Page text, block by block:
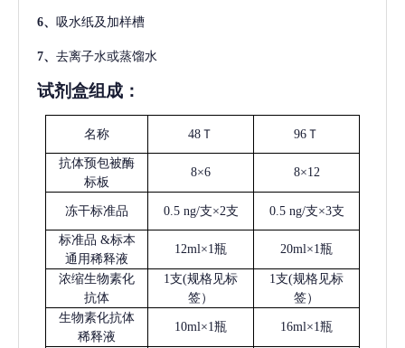
6、 吸水纸及加样槽
7、 去离子水或蒸馏水
试剂盒组成：
名称 48Ｔ 96Ｔ
抗体预包被酶
标板
8×6 8×12
冻干标准品 0.5 ng/支×2支 0.5 ng/支×3支
标准品 &标本
通用稀释液
12ml×1瓶 20ml×1瓶
浓缩生物素化
抗体
1支(规格见标
签）
1支(规格见标
签）
生物素化抗体
稀释液
10ml×1瓶 16ml×1瓶